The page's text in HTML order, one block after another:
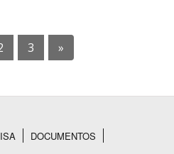
3 »
DOCUMENTOS